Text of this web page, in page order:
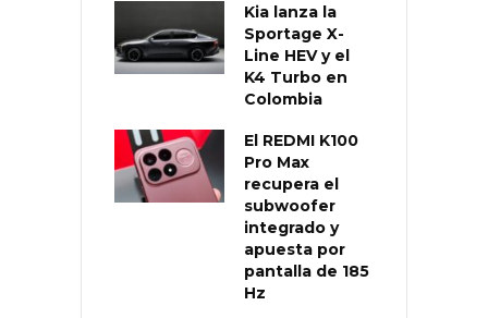
Kia lanza la
Sportage X-
Line HEV y el
K4 Turbo en
Colombia
El REDMI K100
Pro Max
recupera el
subwoofer
integrado y
apuesta por
pantalla de 185
Hz